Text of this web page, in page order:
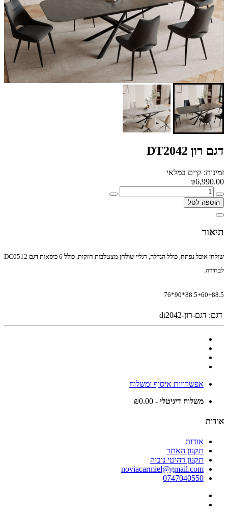
דגם רון DT2042
זמינות: קיים במלאי
₪6,990.00
הוספה לסל
תיאור
שולחן אוכל נפתח, כולל הגדלה, רגליי שולחן מצטלבות חזקות, כולל 6 כיסאות דגם DC0512
לבחירה.
88.5+60+88.5*90*76
דגם: דגם-רון-dt2042
אפשרויות איסוף ומשלוח
משלוח דיגיטלי - ₪0.00
אודות
אודות
תקנון האתר
תקנון רהיטי נוביה
noviacarmiel@gmail.com
0747040550